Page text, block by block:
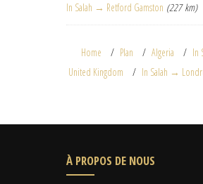
In Salah → Retford Gamston (227 km)
Home Plan Algeria
In
United Kingdom
In Salah →
À PROPOS DE NOUS